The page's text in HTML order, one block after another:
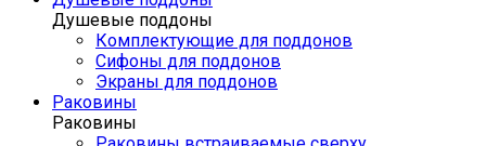
Душевые поддоны
Комплектующие для поддонов
Сифоны для поддонов
Экраны для поддонов
Раковины
Раковины